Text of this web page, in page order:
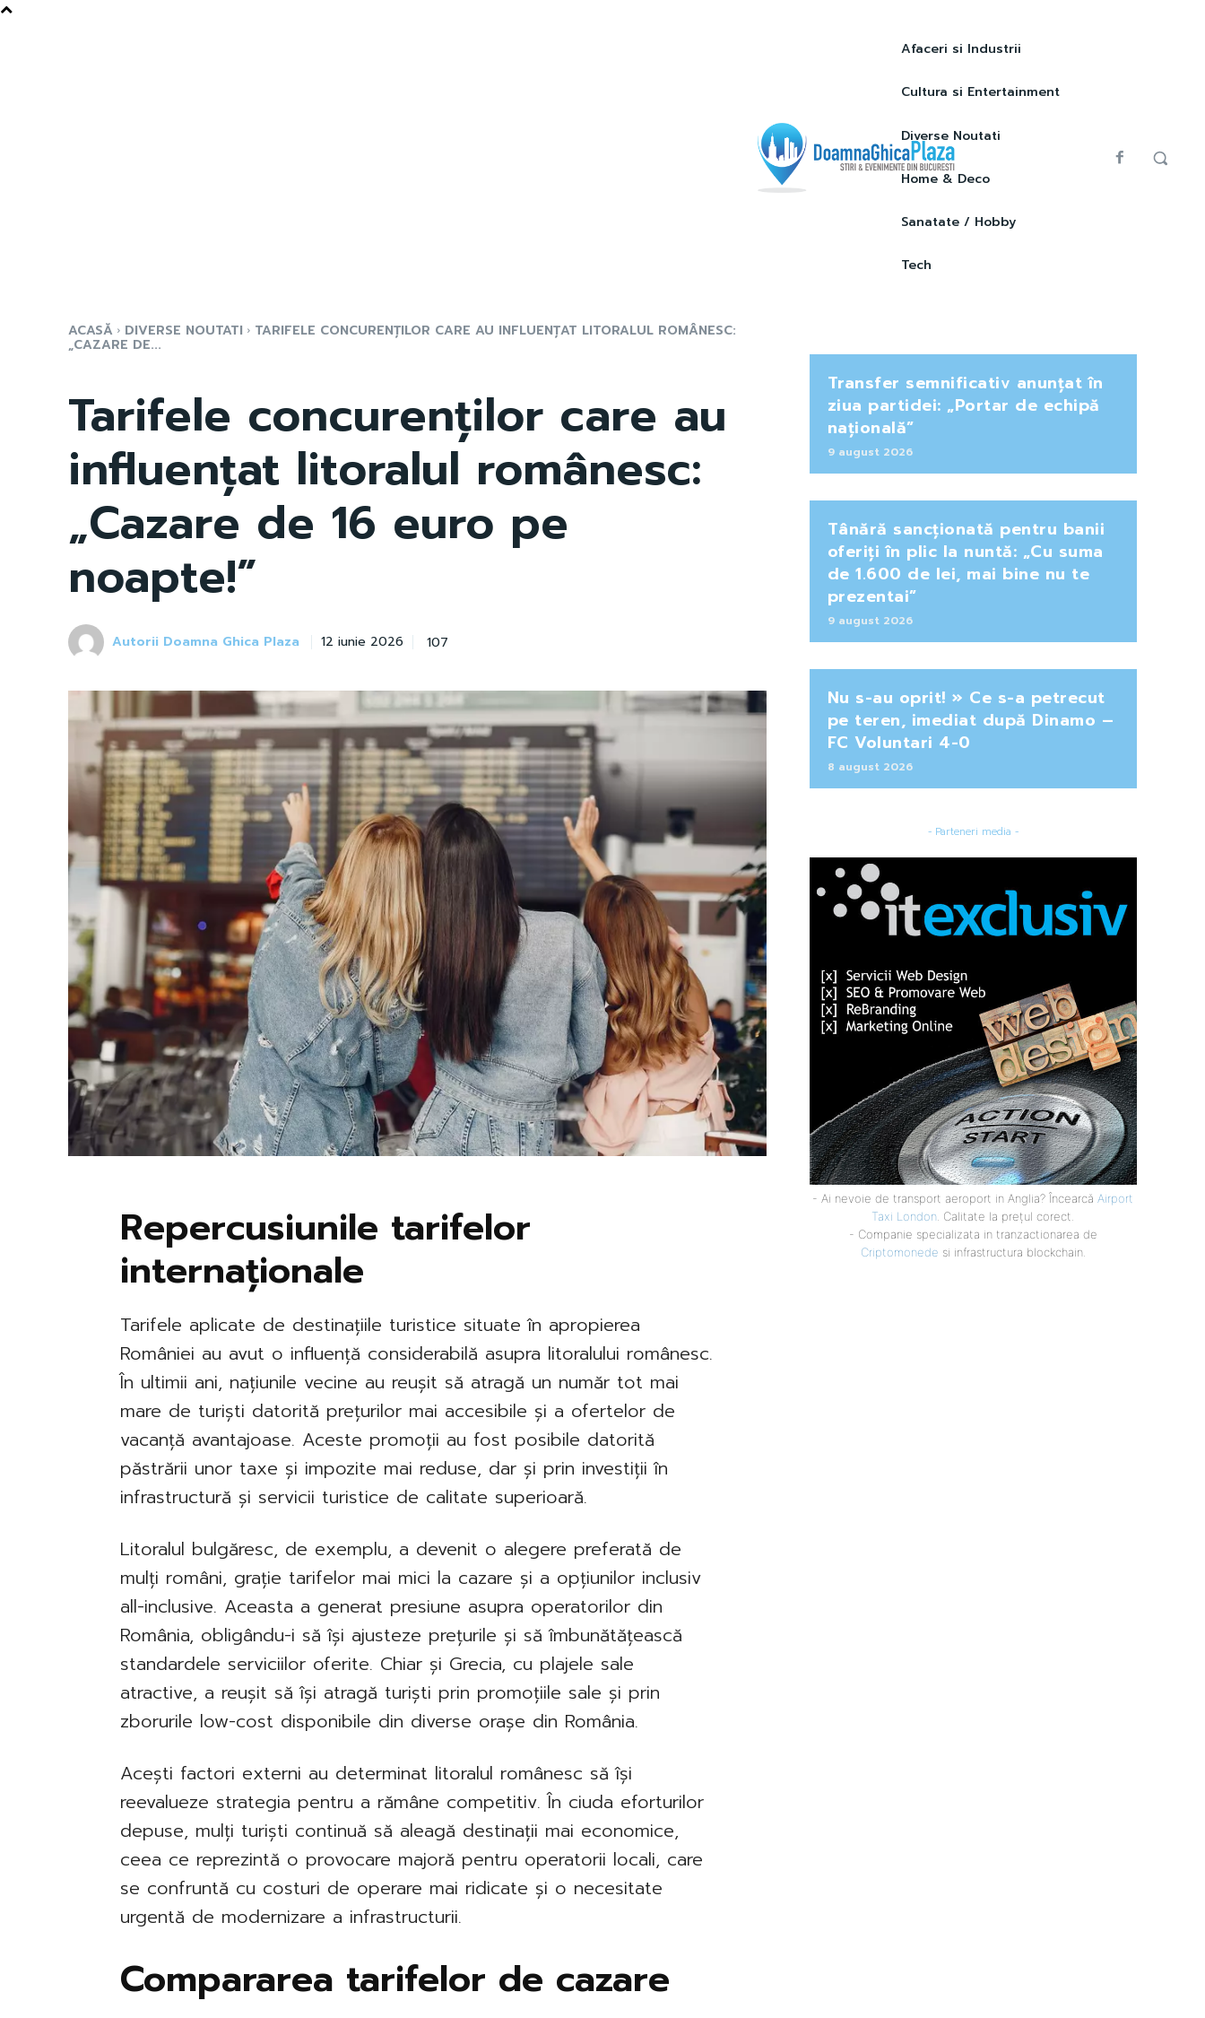
Afaceri si Industrii
Cultura si Entertainment
Diverse Noutati
Home & Deco
Sanatate / Hobby
Tech
ACASĂ DIVERSE NOUTATI TARIFELE CONCURENȚILOR CARE AU INFLUENȚAT LITORALUL ROMÂNESC:
„CAZARE DE...
Tarifele concurenților care au
influențat litoralul românesc:
„Cazare de 16 euro pe
noapte!”
Autorii Doamna Ghica Plaza 12 iunie 2026 107
Repercusiunile tarifelor
internaționale
Tarifele aplicate de destinațiile turistice situate în apropierea
României au avut o influență considerabilă asupra litoralului românesc.
În ultimii ani, națiunile vecine au reușit să atragă un număr tot mai
mare de turiști datorită prețurilor mai accesibile și a ofertelor de
vacanță avantajoase. Aceste promoții au fost posibile datorită
păstrării unor taxe și impozite mai reduse, dar și prin investiții în
infrastructură și servicii turistice de calitate superioară.
Litoralul bulgăresc, de exemplu, a devenit o alegere preferată de
mulți români, grație tarifelor mai mici la cazare și a opțiunilor inclusiv
all-inclusive. Aceasta a generat presiune asupra operatorilor din
România, obligându-i să își ajusteze prețurile și să îmbunătățească
standardele serviciilor oferite. Chiar și Grecia, cu plajele sale
atractive, a reușit să își atragă turiști prin promoțiile sale și prin
zborurile low-cost disponibile din diverse orașe din România.
Acești factori externi au determinat litoralul românesc să își
reevalueze strategia pentru a rămâne competitiv. În ciuda eforturilor
depuse, mulți turiști continuă să aleagă destinații mai economice,
ceea ce reprezintă o provocare majoră pentru operatorii locali, care
se confruntă cu costuri de operare mai ridicate și o necesitate
urgentă de modernizare a infrastructurii.
Compararea tarifelor de cazare
Transfer semnificativ anunțat în
ziua partidei: „Portar de echipă
națională”
9 august 2026
Tânără sancționată pentru banii
oferiți în plic la nuntă: „Cu suma
de 1.600 de lei, mai bine nu te
prezentai”
9 august 2026
Nu s-au oprit! » Ce s-a petrecut
pe teren, imediat după Dinamo –
FC Voluntari 4-0
8 august 2026
- Parteneri media -
- Ai nevoie de transport aeroport in Anglia? Încearcă Airport
Taxi London . Calitate la prețul corect.
- Companie specializata in tranzactionarea de
Criptomonede si infrastructura blockchain.